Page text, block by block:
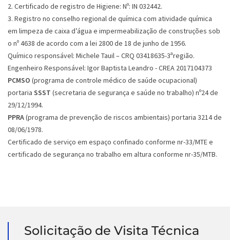
2. Certificado de registro de Higiene: Nº: IN 032442.
3. Registro no conselho regional de química com atividade química
em limpeza de caixa d’água e impermeabilização de construções sob
o nº 4638 de acordo com a lei 2800 de 18 de junho de 1956.
Químico responsável: Michele Tauil – CRQ 03418635-3ªregião.
Engenheiro Responsável: Igor Baptista Leandro - CREA 2017104373
PCMSO (programa de controle médico de saúde ocupacional)
portaria SSST (secretaria de segurança e saúde no trabalho) nº24 de
29/12/1994.
PPRA(programa de prevenção de riscos ambientais) portaria 3214 de
08/06/1978.
Certificado de serviço em espaço confinado conforme nr-33/MTE e
certificado de segurança no trabalho em altura conforme nr-35/MTB.
Solicitação de Visita Técnica